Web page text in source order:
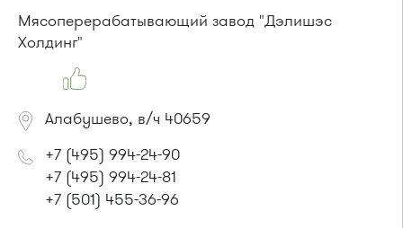
Маршрутка: № 2 (12-й микрорайон-REAL), № 1 (Крюково-
REAL)
Мясоперерабатывающий завод "Дэлишэс
Холдинг"
Алабушево, в/ч 40659
+7 (495) 994-24-90
+7 (495) 994-24-81
+7 (501) 455-36-96